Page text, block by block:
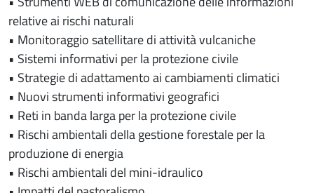
relative ai rischi naturali
• Monitoraggio satellitare di attività vulcaniche
• Sistemi informativi per la protezione civile
• Strategie di adattamento ai cambiamenti climatici
• Nuovi strumenti informativi geografici
• Reti in banda larga per la protezione civile
• Rischi ambientali della gestione forestale per la
produzione di energia
• Rischi ambientali del mini-idraulico